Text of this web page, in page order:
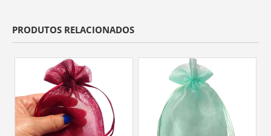
PRODUTOS RELACIONADOS